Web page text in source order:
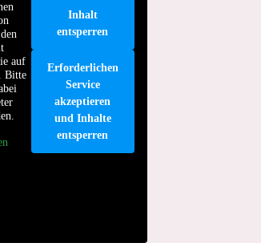
auf
Bitte
Inhalt
entsperren
Erforderlichen
Service
akzeptieren
und Inhalte
entsperren